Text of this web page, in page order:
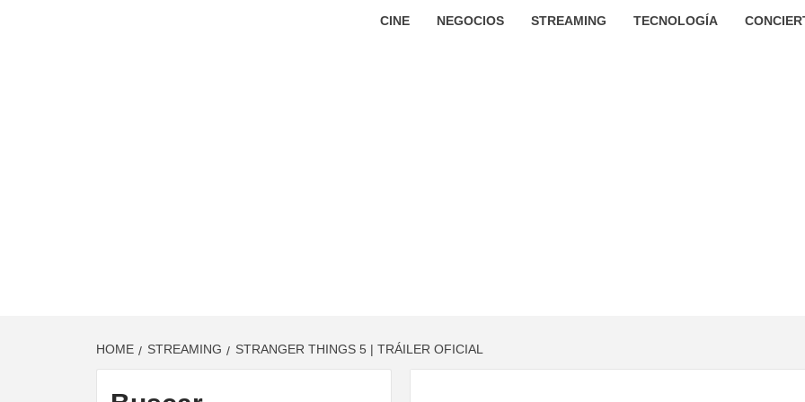
CINE NEGOCIOS STREAMING TECNOLOGÍA
HOME STREAMING STRANGER THINGS 5 | TRÁILER OFICIAL